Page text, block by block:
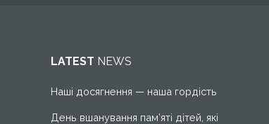
LATEST NEWS
Наші досягнення — наша гордість
День вшанування пам’яті дітей, які